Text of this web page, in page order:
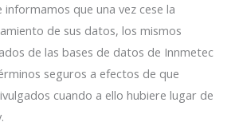
informamos que una vez cese la
de sus datos, los mismos
de las bases de datos de Innmetec
seguros a efectos de que
cuando a ello hubiere lugar de